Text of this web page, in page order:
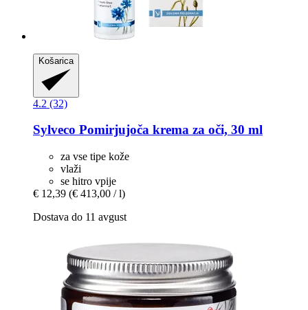
Košarica
4.2 (32)
Sylveco Pomirjujoča krema za oči, 30 ml
za vse tipe kože
vlaži
se hitro vpije
€ 12,39 (€ 413,00 / l)
Dostava do 11 avgust